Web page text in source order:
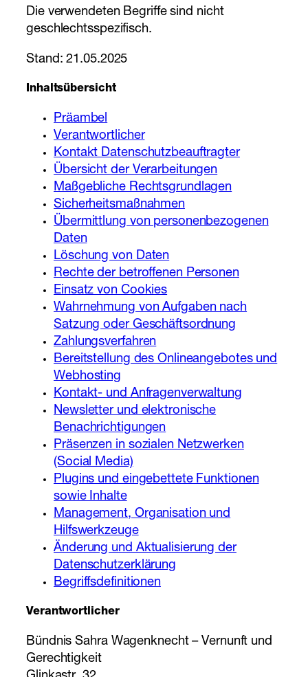
Die verwendeten Begriffe sind nicht
geschlechtsspezifisch.
Stand: 21.05.2025
Inhaltsübersicht
Präambel
Verantwortlicher
Kontakt Datenschutzbeauftragter
Übersicht der Verarbeitungen
Maßgebliche Rechtsgrundlagen
Sicherheitsmaßnahmen
Übermittlung von personenbezogenen
Daten
Löschung von Daten
Rechte der betroffenen Personen
Einsatz von Cookies
Wahrnehmung von Aufgaben nach
Satzung oder Geschäftsordnung
Zahlungsverfahren
Bereitstellung des Onlineangebotes und
Webhosting
Kontakt- und Anfragenverwaltung
Newsletter und elektronische
Benachrichtigungen
Präsenzen in sozialen Netzwerken
(Social Media)
Plugins und eingebettete Funktionen
sowie Inhalte
Management, Organisation und
Hilfswerkzeuge
Änderung und Aktualisierung der
Datenschutzerklärung
Begriffsdefinitionen
Verantwortlicher
Bündnis Sahra Wagenknecht – Vernunft und
Gerechtigkeit